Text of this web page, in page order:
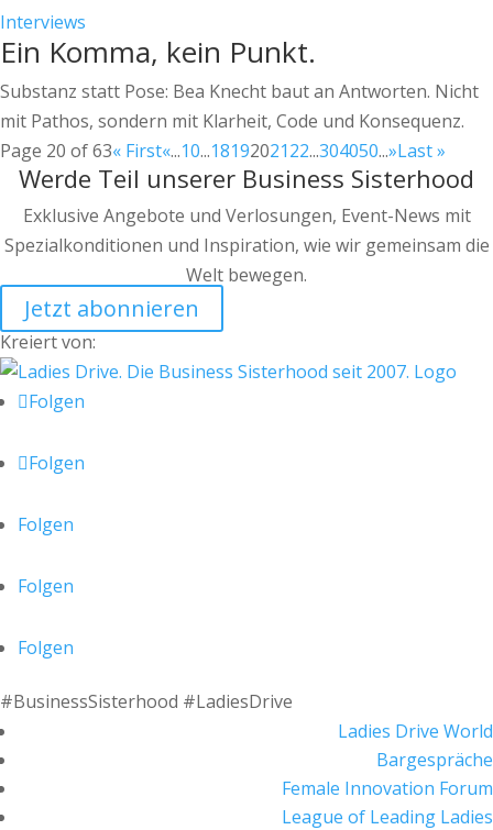
Interviews
Ein Komma, kein Punkt.
Substanz statt Pose: Bea Knecht baut an Antworten. Nicht
mit Pathos, sondern mit Klarheit, Code und Konsequenz.
Page 20 of 63« First«...10...1819202122...304050...»Last »
Werde Teil unserer Business Sisterhood
Exklusive Angebote und Verlosungen, Event-News mit
Spezialkonditionen und Inspiration, wie wir gemeinsam die
Welt bewegen.
Jetzt abonnieren
Kreiert von:
Folgen
Folgen
Folgen
Folgen
Folgen
#BusinessSisterhood #LadiesDrive
Ladies Drive World
Bargespräche
Female Innovation Forum
League of Leading Ladies